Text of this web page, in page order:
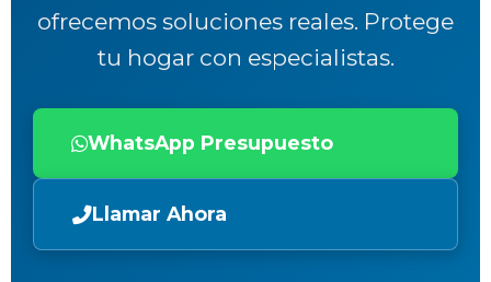
ofrecemos soluciones reales. Protege
tu hogar con especialistas.
WhatsApp Presupuesto
Llamar Ahora